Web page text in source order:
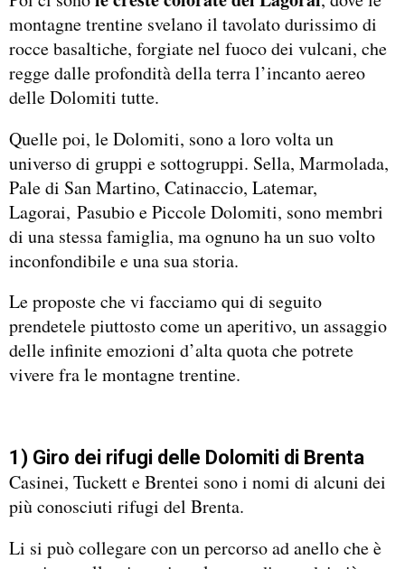
montagne trentine svelano il tavolato durissimo di
rocce basaltiche, forgiate nel fuoco dei vulcani, che
regge dalle profondità della terra l’incanto aereo
delle Dolomiti tutte.
Quelle poi, le Dolomiti, sono a loro volta un
universo di gruppi e sottogruppi. Sella, Marmolada,
Pale di San Martino, Catinaccio, Latemar,
Lagorai, Pasubio e Piccole Dolomiti, sono membri
di una stessa famiglia, ma ognuno ha un suo volto
inconfondibile e una sua storia.
Le proposte che vi facciamo qui di seguito
prendetele piuttosto come un aperitivo, un assaggio
delle infinite emozioni d’alta quota che potrete
vivere fra le montagne trentine.
1) Giro dei rifugi delle Dolomiti di Brenta
Casinei, Tuckett e Brentei sono i nomi di alcuni dei
più conosciuti rifugi del Brenta.
Li si può collegare con un percorso ad anello che è